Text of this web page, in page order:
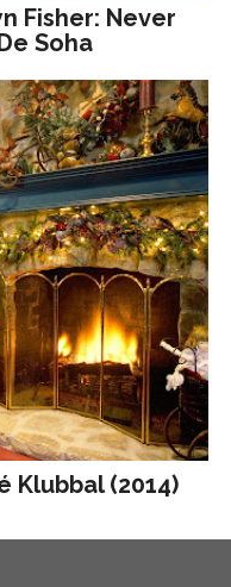
Fisher: Never
Soha
Klubbal (2014)